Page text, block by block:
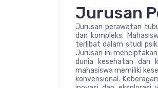
Jurusan
Jurusan perawatan
dan kompleks.
terlibat dalam studi
Jurusan ini
dunia kesehatan dan
mahasiswa memiliki
konvensional.